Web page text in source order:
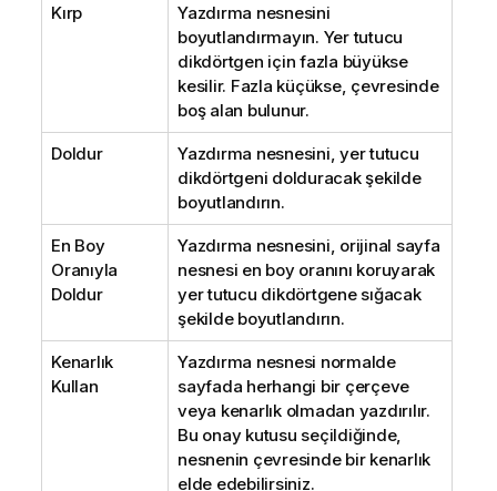
Kırp
Yazdırma nesnesini
boyutlandırmayın. Yer tutucu
dikdörtgen için fazla büyükse
kesilir. Fazla küçükse, çevresinde
boş alan bulunur.
Doldur
Yazdırma nesnesini, yer tutucu
dikdörtgeni dolduracak şekilde
boyutlandırın.
En Boy
Oranıyla
Doldur
Yazdırma nesnesini, orijinal sayfa
nesnesi en boy oranını koruyarak
yer tutucu dikdörtgene sığacak
şekilde boyutlandırın.
Kenarlık
Kullan
Yazdırma nesnesi normalde
sayfada herhangi bir çerçeve
veya kenarlık olmadan yazdırılır.
Bu onay kutusu seçildiğinde,
nesnenin çevresinde bir kenarlık
elde edebilirsiniz.